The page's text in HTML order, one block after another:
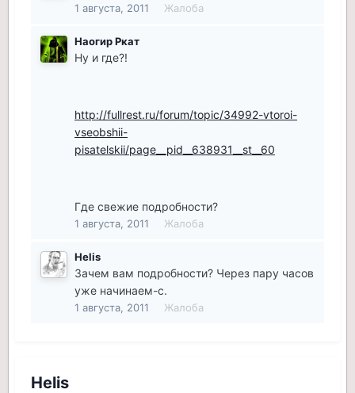
1 августа, 2011 Жалоба
Наогир Ркат
Ну и где?!
http://fullrest.ru/forum/topic/34992-vtoroi-
vseobshii-
pisatelskii/page__pid__638931__st__60
Где свежие подробности?
1 августа, 2011 Жалоба
Helis
Зачем вам подробности? Через пару часов
уже начинаем-с.
1 августа, 2011 Жалоба
Helis